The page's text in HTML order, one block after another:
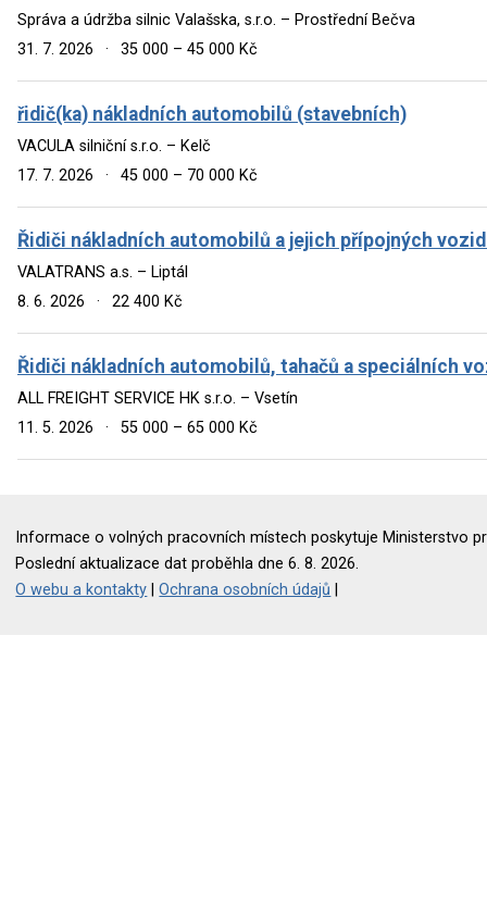
Správa a údržba silnic Valašska, s.r.o. – Prostřední Bečva
31. 7. 2026
· 35 000 – 45 000 Kč
řidič(ka) nákladních automobilů (stavebních)
VACULA silniční s.r.o. – Kelč
17. 7. 2026
· 45 000 – 70 000 Kč
Řidiči nákladních automobilů a jejich přípojných
VALATRANS a.s. – Liptál
8. 6. 2026
· 22 400 Kč
Řidiči nákladních automobilů, tahačů a speciálních
ALL FREIGHT SERVICE HK s.r.o. – Vsetín
11. 5. 2026
· 55 000 – 65 000 Kč
Informace o volných pracovních místech poskytuje Ministerstvo
Poslední aktualizace dat proběhla dne 6. 8. 2026.
O webu a kontakty |Ochrana osobních údajů